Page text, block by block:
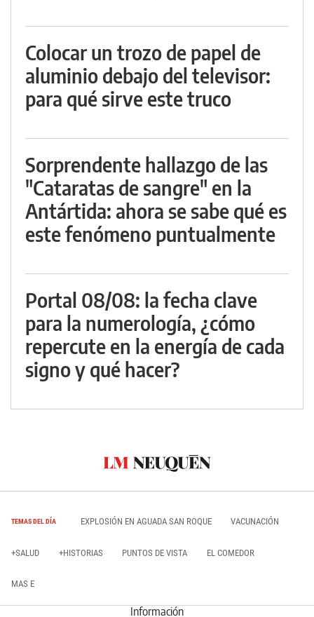
Colocar un trozo de papel de
aluminio debajo del televisor:
para qué sirve este truco
Sorprendente hallazgo de las
"Cataratas de sangre" en la
Antártida: ahora se sabe qué es
este fenómeno puntualmente
Portal 08/08: la fecha clave
para la numerología, ¿cómo
repercute en la energía de cada
signo y qué hacer?
TEMAS DEL DÍA EXPLOSIÓN EN AGUADA SAN ROQUE VACUNACIÓN
+SALUD +HISTORIAS PUNTOS DE VISTA EL COMEDOR
MAS E
Información